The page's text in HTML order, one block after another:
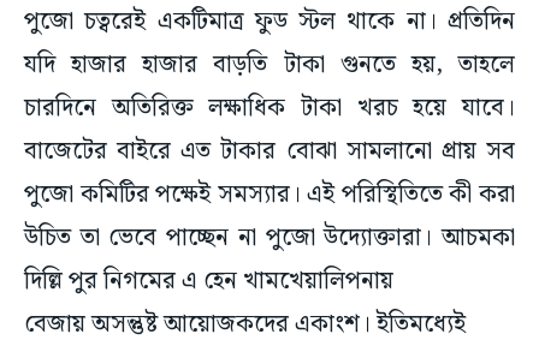
পুজো চত্বরেই একটিমাত্র ফুড স্টল থাকে না। প্রতিদিন
যদি হাজার হাজার বাড়তি টাকা গুনতে হয়, তাহলে
চারদিনে অতিরিক্ত লক্ষাধিক টাকা খরচ হয়ে যাবে।
বাজেটের বাইরে এত টাকার বোঝা সামলানো প্রায় সব
পুজো কমিটির পক্ষেই সমস্যার। এই পরিস্থিতিতে কী করা
উচিত তা ভেবে পাচ্ছেন না পুজো উদ্যোক্তারা। আচমকা
দিল্লি পুর নিগমের এ হেন খামখেয়ালিপনায়
বেজায় অসন্তুষ্ট আয়োজকদের একাংশ। ইতিমধ্যেই